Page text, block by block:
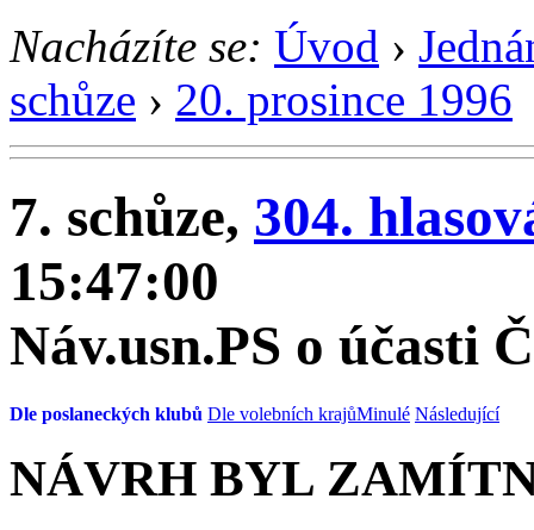
Nacházíte se: Úvod ›
schůze › 20. prosince 1996
7. schůze, 304.
15:47:00
Náv.usn.PS o účasti
Dle poslaneckých klubů Dle volebních krajůMinulé Následující
NÁVRH BYL